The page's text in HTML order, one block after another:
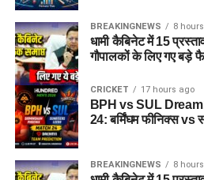
BREAKINGNEWS 8
धामी कैबिनेट में 15
गौपालकों के लिए गए बड़े
CRICKET 17 hours ago
BPH vs SUL
24: बर्मिंघम फीनिक्स vs
BREAKINGNEWS 8